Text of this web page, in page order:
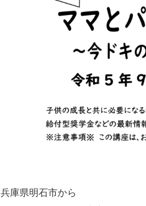
兵庫県明石市から